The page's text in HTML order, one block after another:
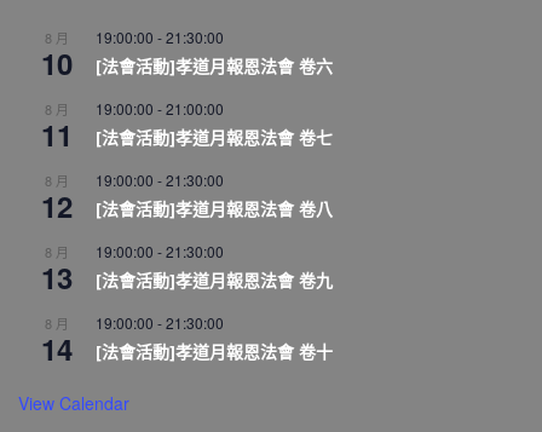
8 月
10
19:00:00 -21:30:00
[法會活動]孝道月報恩法會 卷六
8 月
11
19:00:00 -21:00:00
[法會活動]孝道月報恩法會 卷七
8 月
12
19:00:00 -21:30:00
[法會活動]孝道月報恩法會 卷八
8 月
13
19:00:00 -21:30:00
[法會活動]孝道月報恩法會 卷九
8 月
14
19:00:00 -21:30:00
[法會活動]孝道月報恩法會 卷十
View Calendar